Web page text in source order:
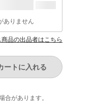
ありません
品の出品者はこちら
ートに入れる
が​あります。